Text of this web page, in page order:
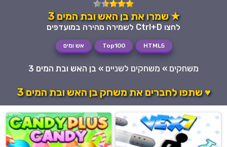
★ שמרו את בן האש ובת המים 3
לחצו Ctrl+D לשמירה מהירה במועדפים
HTML5
Top100 אש ומים
משחקים » משחקים לשניים » בן האש ובת המים 3
♥ שתפו לחברים את משחק בן האש ובת המים 3